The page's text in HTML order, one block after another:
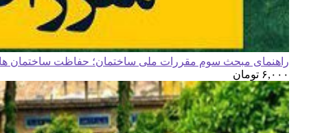
راهنمای مبحث سوم مقررات ملی ساختمان؛ حفاظت ساختمان
۶,۰۰۰ تومان